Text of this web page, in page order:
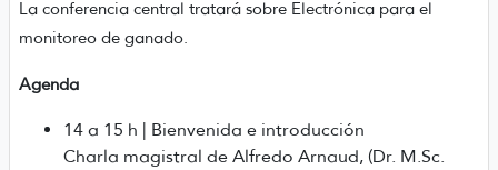
La conferencia central tratará sobre Electrónica para el
monitoreo de ganado.
Agenda
14 a 15 h | Bienvenida e introducción
Charla magistral de Alfredo Arnaud, (Dr. M.Sc.